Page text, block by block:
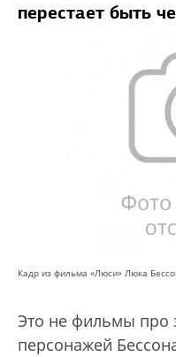
перестает быть
Кадр из фильма «Люси» Люка
Это не фильмы про
персонажей